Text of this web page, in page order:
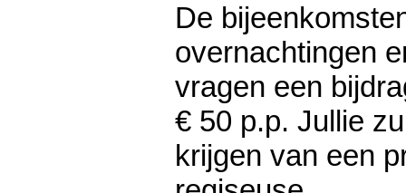
De
overnachtingen
vragen een
€ 50 p.p. Jullie
krijgen van een